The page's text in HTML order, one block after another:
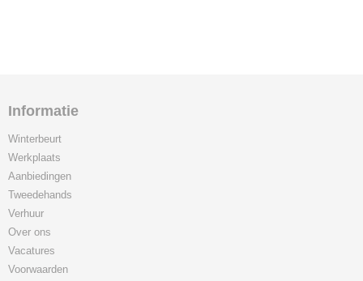
Informatie
Winterbeurt
Werkplaats
Aanbiedingen
Tweedehands
Verhuur
Over ons
Vacatures
Voorwaarden